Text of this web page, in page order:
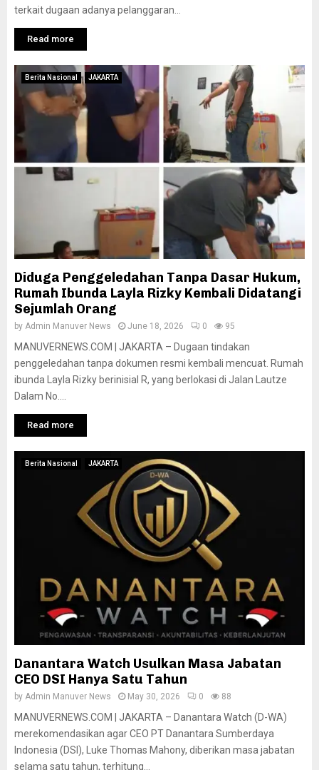
terkait dugaan adanya pelanggaran...
Read more
Berita Nasional JAKARTA
Diduga Penggeledahan Tanpa Dasar Hukum,
Rumah Ibunda Layla Rizky Kembali Didatangi
Sejumlah Orang
by Admin Manuver News June 18, 2026 0 95
MANUVERNEWS.COM | JAKARTA – Dugaan tindakan
penggeledahan tanpa dokumen resmi kembali mencuat. Rumah
ibunda Layla Rizky berinisial R, yang berlokasi di Jalan Lautze
Dalam No....
Read more
Berita Nasional JAKARTA
Danantara Watch Usulkan Masa Jabatan
CEO DSI Hanya Satu Tahun
by Admin Manuver News May 30, 2026 0 88
MANUVERNEWS.COM | JAKARTA – Danantara Watch (D-WA)
merekomendasikan agar CEO PT Danantara Sumberdaya
Indonesia (DSI), Luke Thomas Mahony, diberikan masa jabatan
selama satu tahun, terhitung...